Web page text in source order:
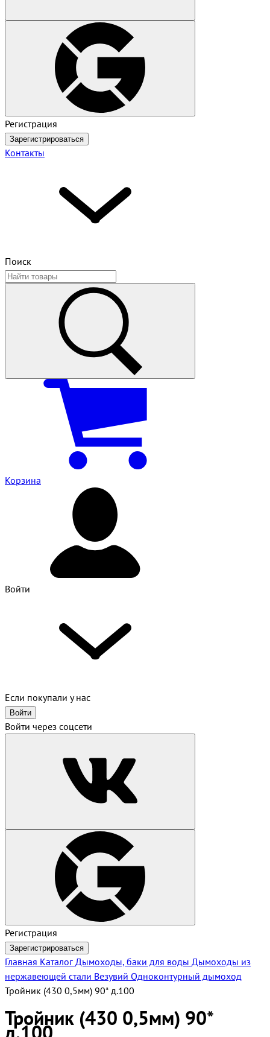
Регистрация
Зарегистрироваться
Контакты
Поиск
Корзина
Войти
Если покупали у нас
Войти
Войти через соцсети
Регистрация
Зарегистрироваться
Главная Каталог Дымоходы, баки для воды Дымоходы из
нержавеющей стали Везувий Одноконтурный дымоход
Тройник (430 0,5мм) 90* д.100
Тройник (430 0,5мм) 90*